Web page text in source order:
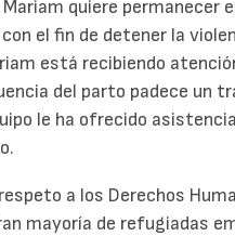
quiere permanecer
el fin de detener la
está recibiendo
del parto padece un
le ha ofrecido
a los Derechos
mayoría de refugiadas